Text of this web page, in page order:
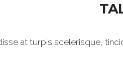
at turpis scelerisque,